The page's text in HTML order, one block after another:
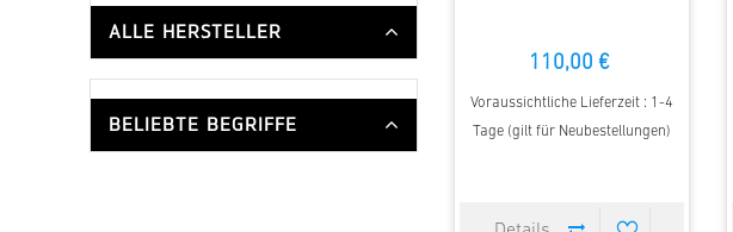
ALLE HERSTELLER
BELIEBTE BEGRIFFE
110,00 €
Voraussichtliche Lieferzeit : 1-4
Tage (gilt für Neubestellungen)